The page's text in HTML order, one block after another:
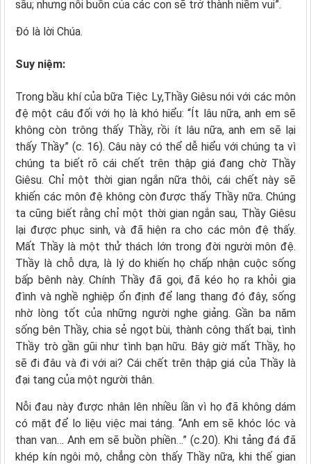
sầu; nhưng nỗi buồn của các con sẽ trở thành niềm vui”.
Ðó là lời Chúa.
Suy niệm:
Trong bầu khí của bữa Tiệc Ly,Thầy Giêsu nói với các môn
đệ một câu đối với họ là khó hiểu: “Ít lâu nữa, anh em sẽ
không còn trông thấy Thầy, rồi ít lâu nữa, anh em sẽ lại
thấy Thầy” (c. 16). Câu này có thể dễ hiểu với chúng ta vì
chúng ta biết rõ cái chết trên thập giá đang chờ Thầy
Giêsu. Chỉ một thời gian ngắn nữa thôi, cái chết này sẽ
khiến các môn đệ không còn được thấy Thầy nữa. Chúng
ta cũng biết rằng chỉ một thời gian ngắn sau, Thầy Giêsu
lại được phục sinh, và đã hiện ra cho các môn đệ thấy.
Mất Thầy là một thử thách lớn trong đời người môn đệ.
Thầy là chỗ dựa, là lý do khiến họ chấp nhận cuộc sống
bấp bênh này. Chính Thầy đã gọi, đã kéo họ ra khỏi gia
đình và nghề nghiệp ổn định để lang thang đó đây, sống
nhờ lòng tốt của những người nghe giảng. Gần ba năm
sống bên Thầy, chia sẻ ngọt bùi, thành công thất bại, tình
Thầy trò gần gũi như tình bạn hữu. Bây giờ mất Thầy, họ
sẽ đi đâu và đi với ai? Cái chết trên thập giá của Thầy là
đại tang của một người thân.
Nỗi đau này được nhân lên nhiều lần vì họ đã không dám
có mặt để lo liệu việc mai táng. “Anh em sẽ khóc lóc và
than van… Anh em sẽ buồn phiền…” (c.20). Khi tảng đá đã
khép kín ngôi mộ, chẳng còn thấy Thầy nữa, khi thế gian